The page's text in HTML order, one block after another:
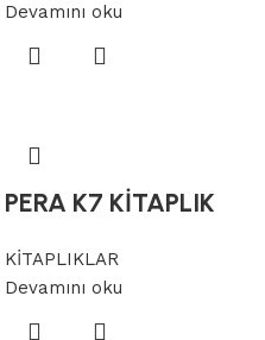
Devamını oku
PERA K7 KİTAPLIK
KİTAPLIKLAR
Devamını oku